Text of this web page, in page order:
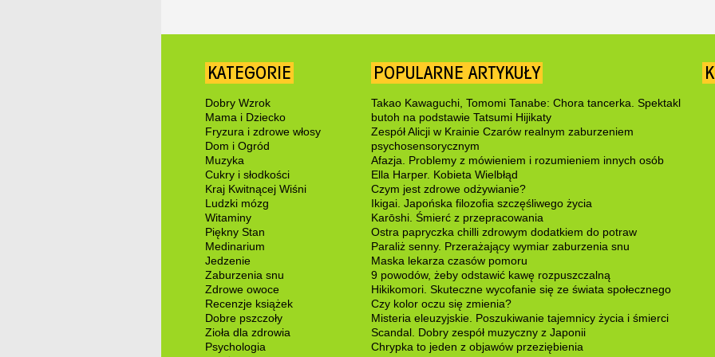
KATEGORIE
Dobry Wzrok
Mama i Dziecko
Fryzura i zdrowe włosy
Dom i Ogród
Muzyka
Cukry i słodkości
Kraj Kwitnącej Wiśni
Ludzki mózg
Witaminy
Piękny Stan
Medinarium
Jedzenie
Zaburzenia snu
Zdrowe owoce
Recenzje książek
Dobre pszczoły
Zioła dla zdrowia
Psychologia
POPULARNE ARTYKUŁY
Takao Kawaguchi, Tomomi Tanabe: Chora tancerka. Spektakl
butoh na podstawie Tatsumi Hijikaty
Zespół Alicji w Krainie Czarów realnym zaburzeniem
psychosensorycznym
Afazja. Problemy z mówieniem i rozumieniem innych osób
Ella Harper. Kobieta Wielbłąd
Czym jest zdrowe odżywianie?
Ikigai. Japońska filozofia szczęśliwego życia
Karōshi. Śmierć z przepracowania
Ostra papryczka chilli zdrowym dodatkiem do potraw
Paraliż senny. Przerażający wymiar zaburzenia snu
Maska lekarza czasów pomoru
9 powodów, żeby odstawić kawę rozpuszczalną
Hikikomori. Skuteczne wycofanie się ze świata społecznego
Czy kolor oczu się zmienia?
Misteria eleuzyjskie. Poszukiwanie tajemnicy życia i śmierci
Scandal. Dobry zespół muzyczny z Japonii
Chrypka to jeden z objawów przeziębienia